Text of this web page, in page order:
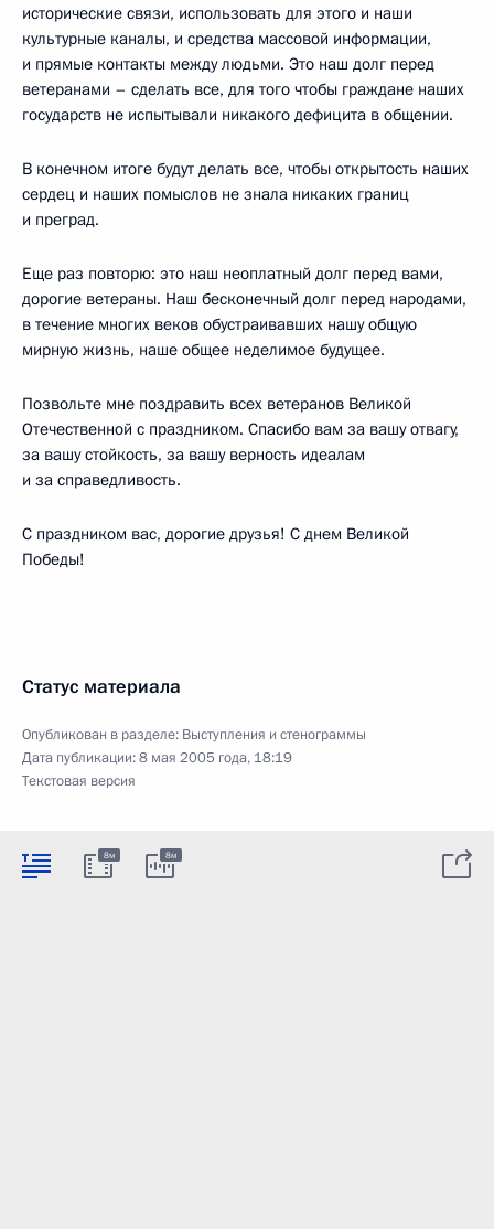
исторические связи, использовать для этого и наши
культурные каналы, и средства массовой информации,
и прямые контакты между людьми. Это наш долг перед
ветеранами – сделать все, для того чтобы граждане наших
государств не испытывали никакого дефицита в общении.
В конечном итоге будут делать все, чтобы открытость наших
сердец и наших помыслов не знала никаких границ
и преград.
Еще раз повторю: это наш неоплатный долг перед вами,
дорогие ветераны. Наш бесконечный долг перед народами,
в течение многих веков обустраивавших нашу общую
мирную жизнь, наше общее неделимое будущее.
Позвольте мне поздравить всех ветеранов Великой
Отечественной с праздником. Спасибо вам за вашу отвагу,
за вашу стойкость, за вашу верность идеалам
и за справедливость.
С праздником вас, дорогие друзья! С днем Великой
Победы!
Статус материала
Опубликован в разделе: Выступления и стенограммы
Дата публикации:8 мая 2005 года, 18:19
Текстовая версия
8м 8м